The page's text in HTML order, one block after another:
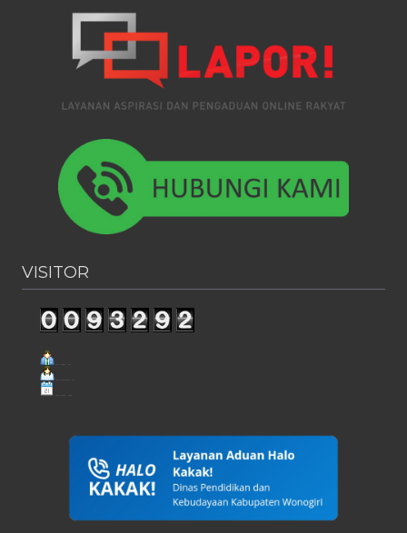
VISITOR
Visit Today : 152
Visit Yesterday : 181
This Month : 1696